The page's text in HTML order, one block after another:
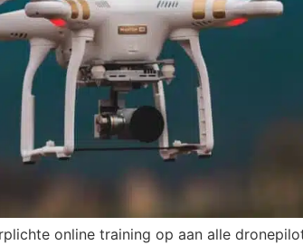
online training op aan alle